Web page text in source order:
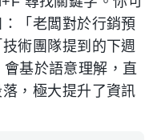
「老闆對於行銷預
術團隊提到的下週
基於語意理解，直
，極大提升了資訊